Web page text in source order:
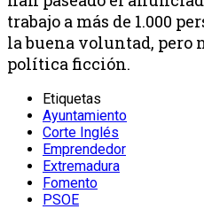
trabajo a más de 1.000
la buena voluntad, pero
política ficción.
Etiquetas
Ayuntamiento
Corte Inglés
Emprendedor
Extremadura
Fomento
PSOE